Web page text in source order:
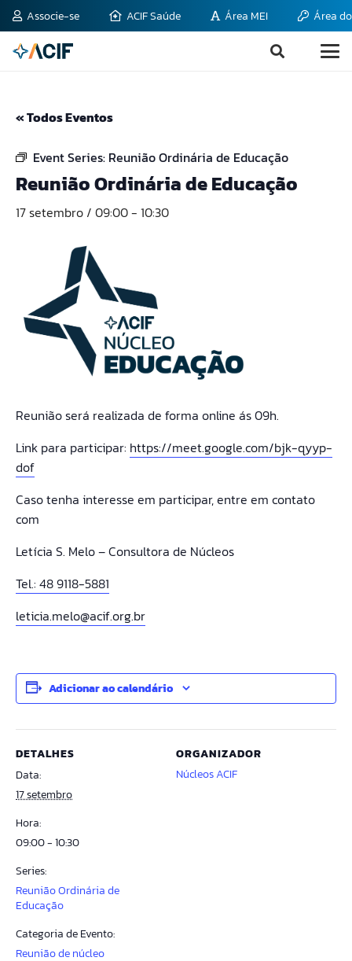
Associe-se ACIF Saúde Área MEI Área
« Todos Eventos
Event Series: Reunião Ordinária de Educação
Reunião Ordinária de Educação
17 setembro / 09:00- 10:30
Reunião será realizada de forma online ás 09h.
Link para participar: https://meet.google.com/bjk-qyyp-
dof
Caso tenha interesse em participar, entre em contato
com
Letícia S. Melo – Consultora de Núcleos
Tel.: 48 9118-5881
leticia.melo@acif.org.br
Adicionar ao calendário
DETALHES
Data:
17 setembro
Hora:
09:00 - 10:30
Series:
Reunião Ordinária de
Educação
Categoria de Evento:
Reunião de núcleo
ORGANIZADOR
Núcleos ACIF